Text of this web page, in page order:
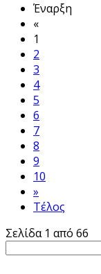
Έναρξη
«
1
2
3
4
5
6
7
8
9
10
»
Τέλος
Σελίδα 1 από 66